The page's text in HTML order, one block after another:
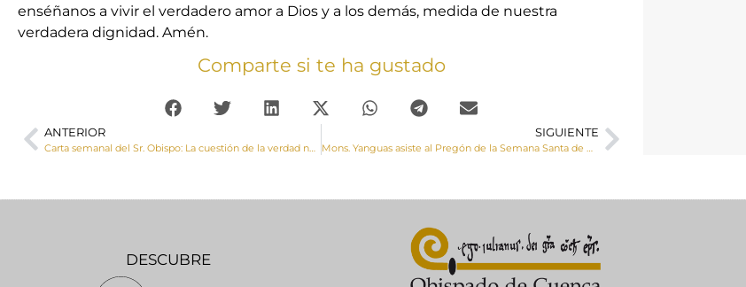
enséñanos a vivir el verdadero amor a Dios y a los demás, medida de nuestra
verdadera dignidad. Amén.
Comparte si te ha gustado
ANTERIOR
Carta semanal del Sr. Obispo: La cuestión de la verdad no es algo que tenga que ver solo con la razón; es asunto fundamental para la felicidad de los hombres
SIGUIENTE
Mons. Yanguas asiste al Pregón de la Semana Santa de Cuenca 2023
DESCUBRE